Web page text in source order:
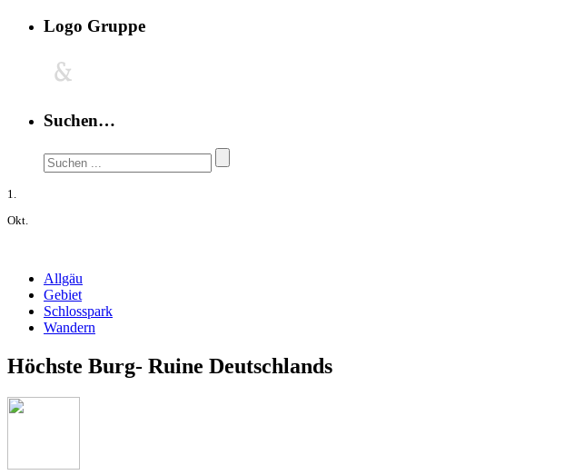
Logo Gruppe
Suchen…
1.
Okt.
Allgäu
Gebiet
Schlosspark
Wandern
Höchste Burg- Ruine Deutschlands